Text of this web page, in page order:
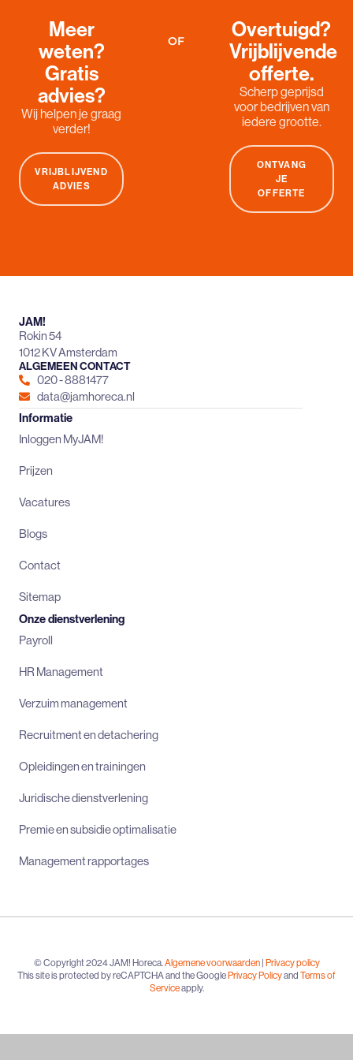
Meer
weten?
Gratis
advies?
Wij helpen je graag
verder!
VRIJBLIJVEND
ADVIES
OF
Overtuigd?
Vrijblijvende
offerte.
Scherp geprijsd
voor bedrijven van
iedere grootte.
ONTVANG
JE
OFFERTE
JAM!
Rokin 54
1012 KV Amsterdam
ALGEMEEN CONTACT
020 - 8881477
data@jamhoreca.nl
Informatie
Inloggen MyJAM!
Prijzen
Vacatures
Blogs
Contact
Sitemap
Onze dienstverlening
Payroll
HR Management
Verzuim management
Recruitment en detachering
Opleidingen en trainingen
Juridische dienstverlening
Premie en subsidie optimalisatie
Management rapportages
© Copyright 2024 JAM! Horeca.Algemene voorwaarden| Privacy policy
This site is protected by reCAPTCHA and the GooglePrivacy Policyand Terms of
Serviceapply.